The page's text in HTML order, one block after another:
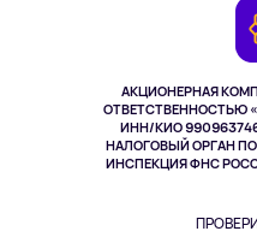
АКЦИОНЕРНАЯ
ОТВЕТСТВЕННОСТЬЮ
ИНН/КИО
НАЛОГОВЫЙ ОРГАН
ИНСПЕКЦИЯ ФНС
Здоровье питомцев
Одежда и аксессуары